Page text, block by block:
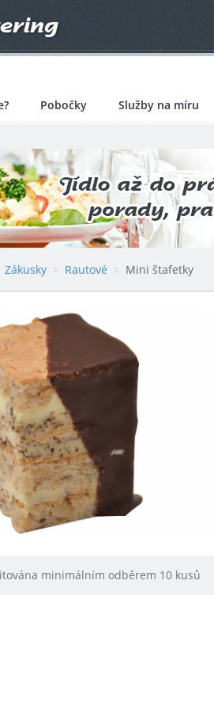
Pobočky Služby na míru
Zákusky Rautové Mini štafetky
minimálním odběrem 10 kusů